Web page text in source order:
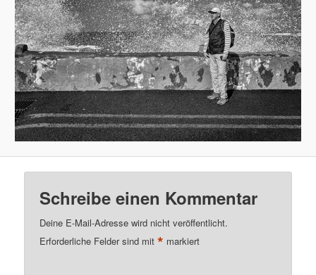
Schreibe einen Kommentar
Deine E-Mail-Adresse wird nicht veröffentlicht.
Erforderliche Felder sind mit* markiert